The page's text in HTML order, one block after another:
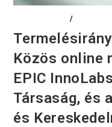
/
Közös online
EPIC
Társaság, és
és